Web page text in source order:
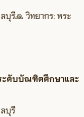
บุรี🙏 วิทยากร: พระ
ะดับบัณฑิตศึกษาและ
บุรี